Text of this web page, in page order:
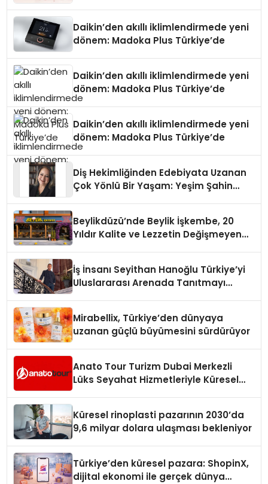
Daikin’den akıllı iklimlendirmede yeni
dönem: Madoka Plus Türkiye’de
Daikin’den akıllı iklimlendirmede yeni
dönem: Madoka Plus Türkiye’de
Daikin’den akıllı iklimlendirmede yeni
dönem: Madoka Plus Türkiye’de
Diş Hekimliğinden Edebiyata Uzanan
Çok Yönlü Bir Yaşam: Yeşim Şahin
Beylikdüzü’nde Beylik İşkembe, 20
Yıldır Kalite ve Lezzetin Değişmeyen
İş İnsanı Seyithan Hanoğlu Türkiye’yi
Uluslararası Arenada Tanıtmayı
Mirabellix, Türkiye’den dünyaya
uzanan güçlü büyümesini sürdürüyor
Anato Tour Turizm Dubai Merkezli
Lüks Seyahat Hizmetleriyle Küresel
Küresel rinoplasti pazarının 2030’da
9,6 milyar dolara ulaşması bekleniyor
Türkiye’den küresel pazara: ShopinX,
dijital ekonomi ile gerçek dünya